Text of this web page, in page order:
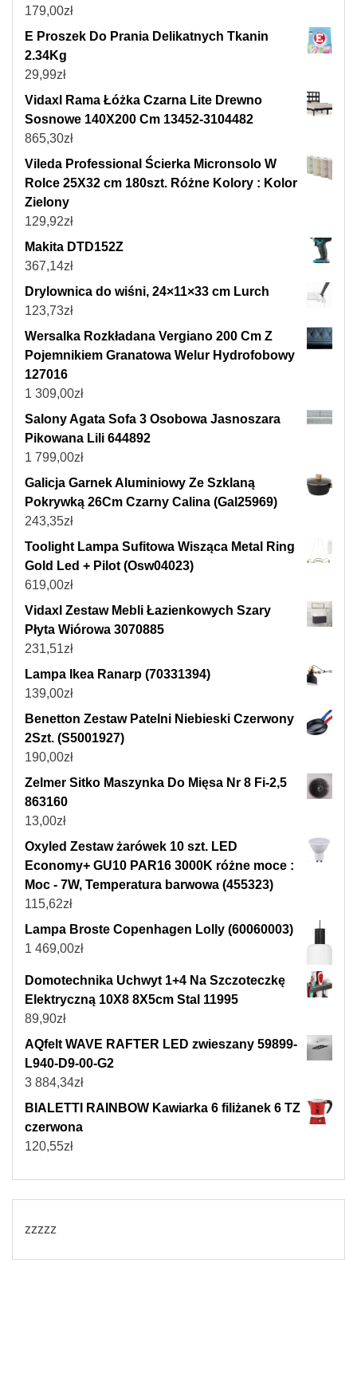
179,00zł
E Proszek Do Prania Delikatnych Tkanin
2.34Kg
29,99zł
Vidaxl Rama Łóżka Czarna Lite Drewno
Sosnowe 140X200 Cm 13452-3104482
865,30zł
Vileda Professional Ścierka Micronsolo W
Rolce 25X32 cm 180szt. Różne Kolory : Kolor
Zielony
129,92zł
Makita DTD152Z
367,14zł
Drylownica do wiśni, 24×11×33 cm Lurch
123,73zł
Wersalka Rozkładana Vergiano 200 Cm Z
Pojemnikiem Granatowa Welur Hydrofobowy
127016
1 309,00zł
Salony Agata Sofa 3 Osobowa Jasnoszara
Pikowana Lili 644892
1 799,00zł
Galicja Garnek Aluminiowy Ze Szklaną
Pokrywką 26Cm Czarny Calina (Gal25969)
243,35zł
Toolight Lampa Sufitowa Wisząca Metal Ring
Gold Led + Pilot (Osw04023)
619,00zł
Vidaxl Zestaw Mebli Łazienkowych Szary
Płyta Wiórowa 3070885
231,51zł
Lampa Ikea Ranarp (70331394)
139,00zł
Benetton Zestaw Patelni Niebieski Czerwony
2Szt. (S5001927)
190,00zł
Zelmer Sitko Maszynka Do Mięsa Nr 8 Fi-2,5
863160
13,00zł
Oxyled Zestaw żarówek 10 szt. LED
Economy+ GU10 PAR16 3000K różne moce :
Moc - 7W, Temperatura barwowa (455323)
115,62zł
Lampa Broste Copenhagen Lolly (60060003)
1 469,00zł
Domotechnika Uchwyt 1+4 Na Szczoteczkę
Elektryczną 10X8 8X5cm Stal 11995
89,90zł
AQfelt WAVE RAFTER LED zwieszany 59899-
L940-D9-00-G2
3 884,34zł
BIALETTI RAINBOW Kawiarka 6 filiżanek 6 TZ
czerwona
120,55zł
zzzzz